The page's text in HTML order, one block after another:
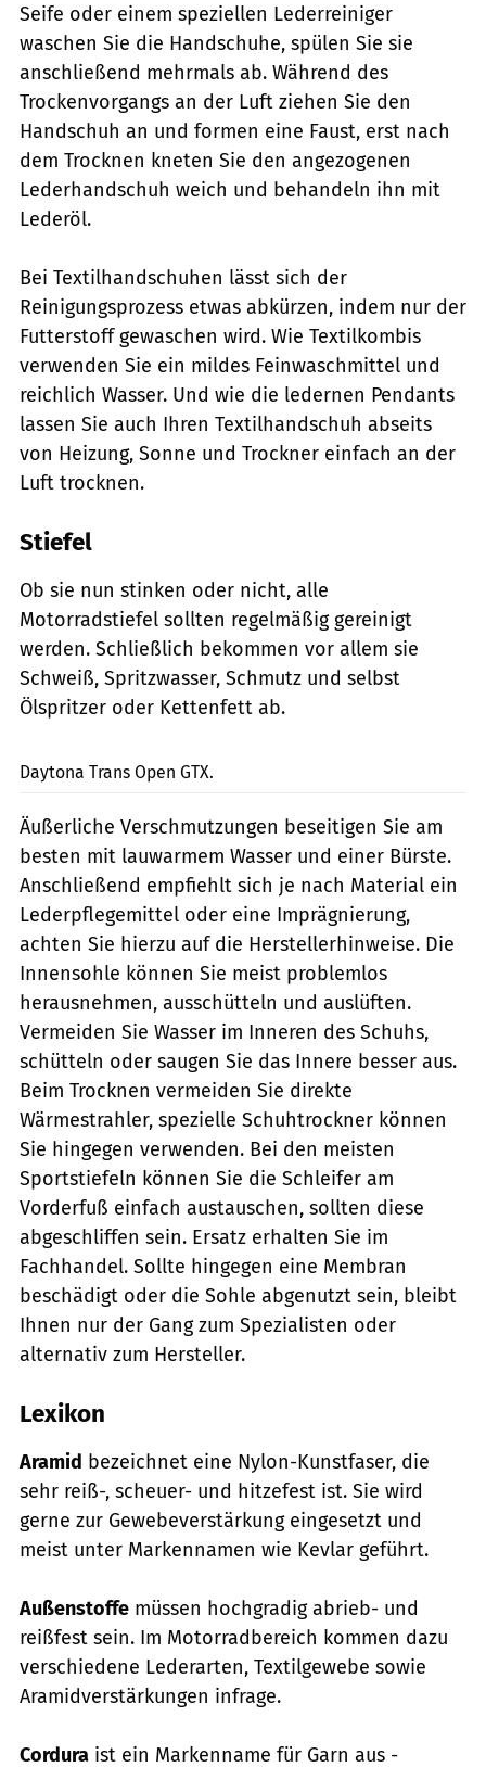
Seife oder einem speziellen Lederreiniger
waschen Sie die Handschuhe, spülen Sie sie
anschließend mehrmals ab. Während des
Trockenvorgangs an der Luft ziehen Sie den
Handschuh an und formen eine Faust, erst nach
dem Trocknen kneten Sie den angezogenen
Lederhandschuh weich und behandeln ihn mit
Lederöl.
Bei Textilhandschuhen lässt sich der
Reinigungsprozess etwas abkürzen, indem nur der
Futterstoff gewaschen wird. Wie Textilkombis
verwenden Sie ein mildes Feinwaschmittel und
reichlich Wasser. Und wie die ledernen Pendants
lassen Sie auch Ihren Textilhandschuh abseits
von Heizung, Sonne und Trockner einfach an der
Luft trocknen.
Stiefel
Ob sie nun stinken oder nicht, alle
Motorradstiefel sollten regelmäßig gereinigt
werden. Schließlich bekommen vor allem sie
Schweiß, Spritzwasser, Schmutz und selbst
Ölspritzer oder Kettenfett ab.
Daytona Trans Open GTX.
Äußerliche Verschmutzungen beseitigen Sie am
besten mit lauwarmem Wasser und einer Bürs­te.
Anschließend empfiehlt sich je nach Material ein
Lederpflegemittel oder eine Imprägnierung,
achten Sie hierzu auf die Herstellerhinweise. Die
Innensohle können Sie meist problemlos
herausnehmen, ausschütteln und auslüften.
Vermeiden Sie Wasser im Inneren des Schuhs,
schütteln oder saugen Sie das Innere besser aus.
Beim Trocknen vermeiden Sie direkte
Wärmestrahler, spezielle Schuhtrockner können
Sie hingegen verwenden. Bei den meisten
Sportstiefeln können Sie die Schleifer am
Vorderfuß einfach austauschen, sollten diese
abgeschliffen sein. Ersatz erhalten Sie im
Fachhandel. Sollte hingegen eine Membran
beschädigt oder die Sohle abgenutzt sein, bleibt
Ihnen nur der Gang zum Spezialisten oder
alternativ zum Hersteller.
Lexikon
Aramid bezeichnet eine Nylon-Kunstfaser, die
sehr reiß-, scheuer- und hitzefest ist. Sie wird
gerne zur Gewebeverstärkung eingesetzt und
meist unter Markennamen wie Kevlar geführt.
Außenstoffe müssen hochgradig abrieb- und
reißfest sein. Im Motorradbereich kommen ­dazu
verschiedene Lederarten, Textilgewebe sowie
Aramidverstärkungen infrage.
Cordura ist ein Markenname für Garn aus ­